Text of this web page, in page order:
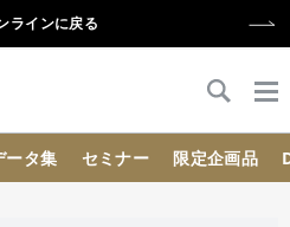
ラインに戻る
ータ集 セミナー 限定企画品